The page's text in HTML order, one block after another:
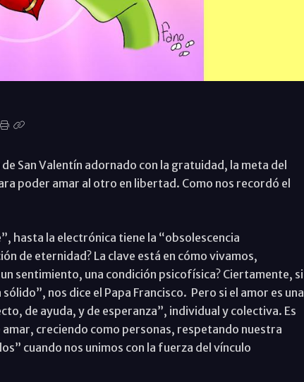
San Valentín adornado con la gratuidad, la meta del
poder amar al otro en libertad. Como nos recordó el
hasta la electrónica tiene la “obsolescencia
de eternidad? La clave está en cómo vivamos,
sentimiento, una condición psicofísica? Ciertamente, si
nos dice el Papa Francisco. Pero si el amor es una
de ayuda, y de esperanza”, individual y colectiva. Es
creciendo como personas, respetando nuestra
cuando nos unimos con la fuerza del vínculo